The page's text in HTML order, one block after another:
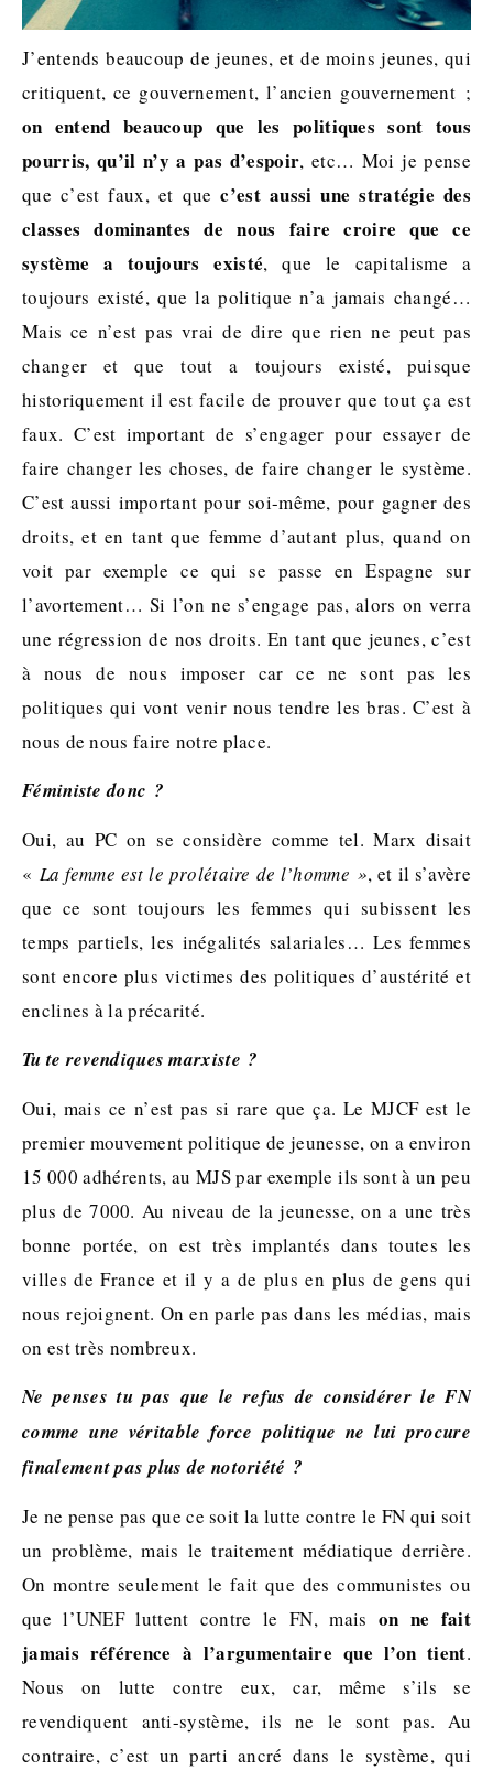
J’entends beaucoup de jeunes, et de moins jeunes, qui
critiquent, ce gouvernement, l’ancien gouvernement ;
on entend beaucoup que les politiques sont tous
pourris, qu’il n’y a pas d’espoir, etc… Moi je pense
que c’est faux, et quec’est aussi une stratégie des
classes dominantes de nous faire croire que ce
système a toujours existé, que le capitalisme a
toujours existé, que la politique n’a jamais changé…
Mais ce n’est pas vrai de dire que rien ne peut pas
changer et que tout a toujours existé, puisque
historiquement il est facile de prouver que tout ça est
faux. C’est important de s’engager pour essayer de
faire changer les choses, de faire changer le système.
C’est aussi important pour soi-même, pour gagner des
droits, et en tant que femme d’autant plus, quand on
voit par exemple ce qui se passe en Espagne sur
l’avortement… Si l’on ne s’engage pas, alors on verra
une régression de nos droits. En tant que jeunes, c’est
à nous de nous imposer car ce ne sont pas les
politiques qui vont venir nous tendre les bras. C’est à
nous de nous faire notre place.
Féministe donc ?
Oui, au PC on se considère comme tel. Marx disait
«La femme est le prolétaire de l’homme », et il s’avère
que ce sont toujours les femmes qui subissent les
temps partiels, les inégalités salariales… Les femmes
sont encore plus victimes des politiques d’austérité et
enclines à la précarité.
Tu te revendiques marxiste ?
Oui, mais ce n’est pas si rare que ça. Le MJCF est le
premier mouvement politique de jeunesse, on a environ
15 000 adhérents, au MJS par exemple ils sont à un peu
plus de 7000. Au niveau de la jeunesse, on a une très
bonne portée, on est très implantés dans toutes les
villes de France et il y a de plus en plus de gens qui
nous rejoignent. On en parle pas dans les médias, mais
on est très nombreux.
Ne penses tu pas que le refus de considérer le FN
comme une véritable force politique ne lui procure
finalement pas plus de notoriété ?
Je ne pense pas que ce soit la lutte contre le FN qui soit
un problème, mais le traitement médiatique derrière.
On montre seulement le fait que des communistes ou
que l’UNEF luttent contre le FN, mais on ne fait
jamais référence à l’argumentaire que l’on tient.
Nous on lutte contre eux, car, même s’ils se
revendiquent anti-système, ils ne le sont pas. Au
contraire, c’est un parti ancré dans le système, qui